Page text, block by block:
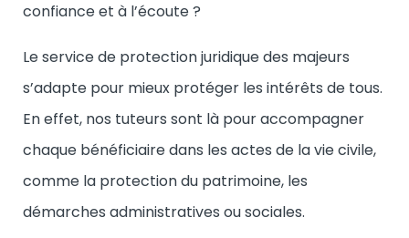
confiance et à l’écoute ?
Le service de protection juridique des majeurs
s’adapte pour mieux protéger les intérêts de tous.
En effet, nos tuteurs sont là pour accompagner
chaque bénéficiaire dans les actes de la vie civile,
comme la protection du patrimoine, les
démarches administratives ou sociales.